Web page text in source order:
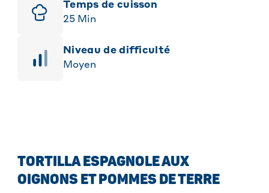
Temps de cuisson
25 Min
niveau de difficulté
Moyen
TORTILLA ESPAGNOLE AUX
OIGNONS ET POMMES DE TERRE